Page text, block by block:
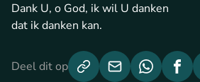
Dank U, o God, ik wil U danken
dat ik danken kan.
Deel dit op